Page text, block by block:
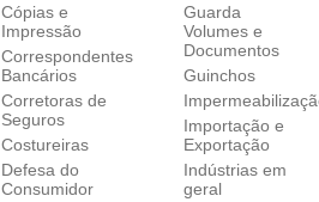
Cópias e
Impressão
Correspondentes
Bancários
Corretoras de
Seguros
Costureiras
Defesa do
Consumidor
Guarda
Volumes e
Documentos
Guinchos
Importação e
Exportação
Indústrias em
geral